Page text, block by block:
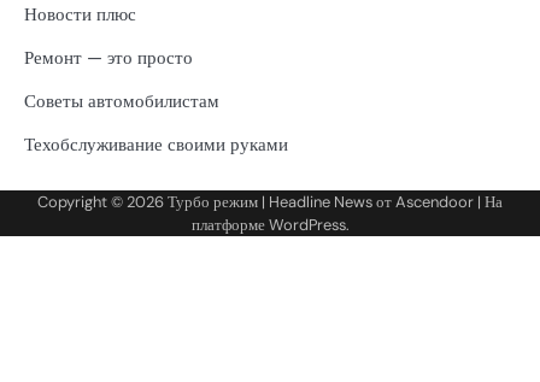
Новости плюс
Ремонт — это просто
Советы автомобилистам
Техобслуживание своими руками
Copyright © 2026Турбо режим | Headline News отAscendoor | На
платформеWordPress.